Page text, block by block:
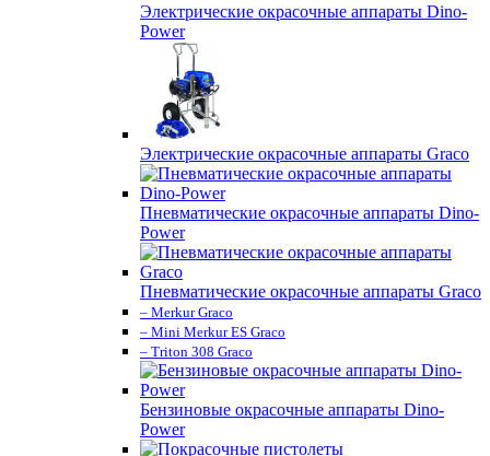
Электрические окрасочные аппараты Dino-
Power
Электрические окрасочные аппараты Graco
Пневматические окрасочные аппараты Dino-
Power
Пневматические окрасочные аппараты Graco
– Merkur Graco
– Mini Merkur ES Graco
– Triton 308 Graco
Бензиновые окрасочные аппараты Dino-
Power